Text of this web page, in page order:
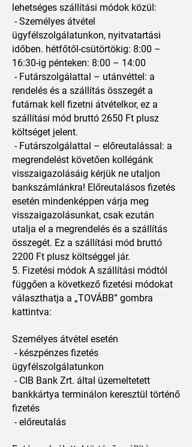
lehetséges szállítási módok közül:
- Személyes átvétel
ügyfélszolgálatunkon, nyitvatartási
időben. hétfőtől-csütörtökig: 8:00 –
16:30-ig pénteken: 8:00 – 14:00
- Futárszolgálattal – utánvéttel: a
rendelés és a szállítás összegét a
futárnak kell fizetni átvételkor, ez a
szállítási mód bruttó 2650 Ft plusz
költséget jelent.
- Futárszolgálattal – előreutalással: a
megrendelést követően kollégánk
visszaigazolásáig kérjük ne utaljon
bankszámlánkra! Előreutalásos fizetés
esetén mindenképpen várja meg
visszaigazolásunkat, csak ezután
utalja el a megrendelés és a szállítás
összegét. Ez a szállítási mód bruttó
2200 Ft plusz költséggel jár.
5. Fizetési módok A szállítási módtól
függően a következő fizetési módokat
választhatja a „TOVÁBB” gombra
kattintva:
Személyes átvétel esetén
- készpénzes fizetés
ügyfélszolgálatunkon
- CIB Bank Zrt. által üzemeltetett
bankkártya terminálon keresztül történő
fizetés
- előreutalás